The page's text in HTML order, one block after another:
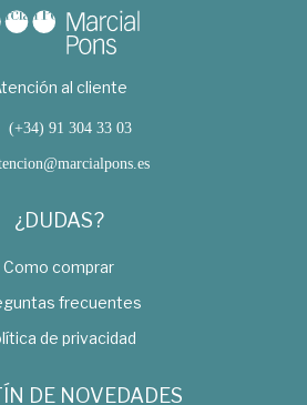
al cliente
(+34) 91 304 33 03
¿DUDAS?
Como comprar
frecuentes
de privacidad
DE NOVEDADES